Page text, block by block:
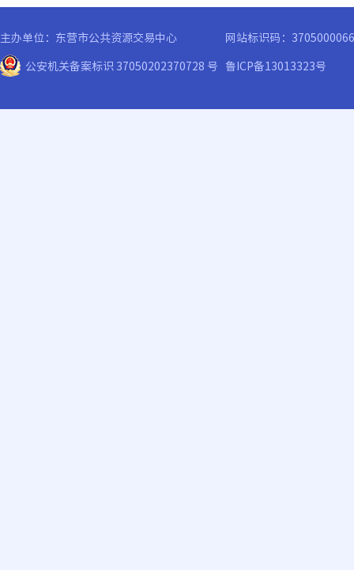
主办单位：东营市公共资源交易中心
网站标识码：3705000066
公安机关备案标识 37050202370728 号 鲁ICP备13013323号